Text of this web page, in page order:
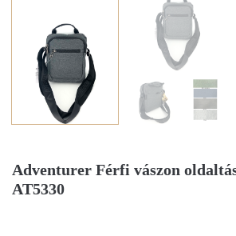
Adventurer Férfi vászon
AT5330